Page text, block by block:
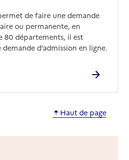
de faire une demande
ou permanente, en
80 départements, il est
d’admission en ligne.
Haut de page